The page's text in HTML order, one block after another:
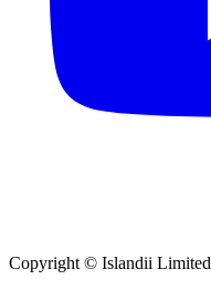
Copyright © Islandii